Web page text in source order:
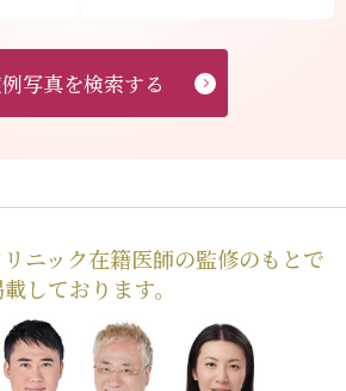
写真を検索する
ニック在籍医師の監修のもとで
しております。